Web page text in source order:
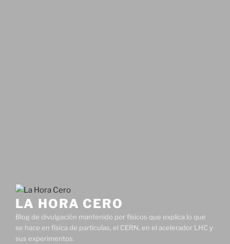
LA HORA CERO
Blog de divulgación mantenido por físicos que explica lo que
se hace en física de partículas, el CERN, en el acelerador LHC y
sus experimentos.